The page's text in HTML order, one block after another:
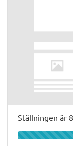
Ställningen är